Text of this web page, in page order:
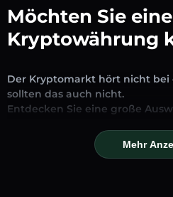
Möchten Sie
Kryptowährung
Der Kryptomarkt hört nicht bei
sollten das auch nicht.
Entdecken Sie eine große
Austausch und Handel
Stablecoins,
Mehr